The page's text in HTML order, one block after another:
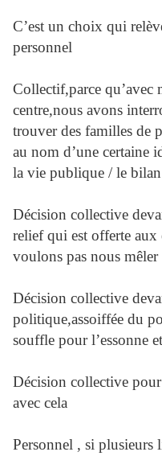
C’est un choix qui
personnel
Collectif,parce qu’avec
centre,nous avons
trouver des familles de
au nom d’une certaine
la vie publique / le bilan
Décision collective
relief qui est offerte aux
voulons pas nous mêler
Décision collective
politique,assoiffée du
souffle pour l’essonne
Décision collective
avec cela
Personnel , si plusieurs